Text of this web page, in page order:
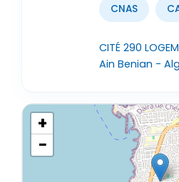
CNAS
CITÉ 290
Ain Benian -
+
−